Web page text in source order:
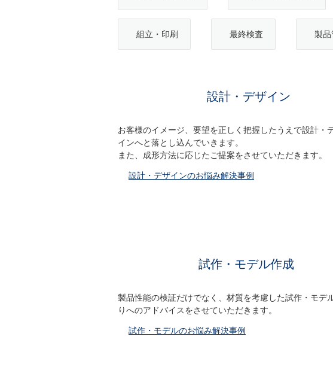
組立・印刷 最終検査 製品
設計・デザイン
お客様のイメージ、要望を正しく把握したうえで設計・
インへと落とし込んでいきます。
また、成形方法に応じたご提案をさせていただきます。
設計・デザインのお悩み解決事例
試作・モデル作成
製品性能の検証だけでなく、材質を考慮した試作・モデ
りへのアドバイスをさせていただきます。
試作・モデルのお悩み解決事例